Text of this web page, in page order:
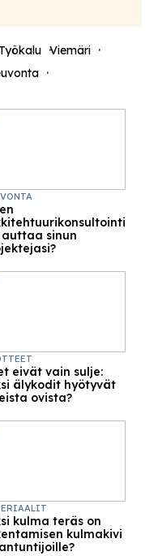
Viemäri
sinun
eivät vain sulje:
älykodit hyötyvät
ovista?
kulma teräs on
kulmakivi